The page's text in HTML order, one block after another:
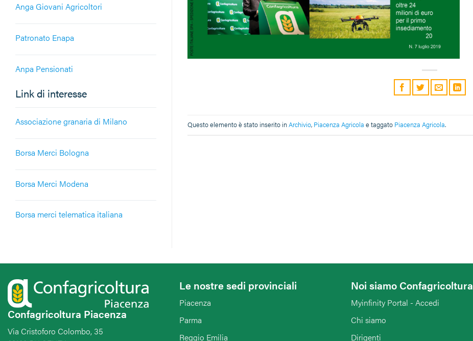
Anga Giovani Agricoltori
Patronato Enapa
Anpa Pensionati
Link di interesse
Associazione granaria di Milano
Borsa Merci Bologna
Borsa Merci Modena
Borsa merci telematica italiana
Questo elemento è stato inserito inArchivio, Piacenza Agricola e taggato Piacenza Agricola.
Confagricoltura Piacenza
Via Cristoforo Colombo, 35
Le nostre sedi provinciali
Piacenza
Parma
Reggio Emilia
Noi siamo Confagricoltura
Myinfinity Portal - Accedi
Chi siamo
Dirigenti